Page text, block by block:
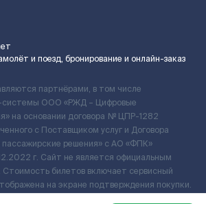
и поезд, бронирование и онлайн-заказ
партнёрами, в том числе
системы ООО «РЖД – Цифровые
на основании договора № ЦПР-1282
с Поставщиком услуг и Договора
решения» c АО «ФПК»
г. Сайт не является официальным
билетов включает сервисный
на экране подтверждения покупки.